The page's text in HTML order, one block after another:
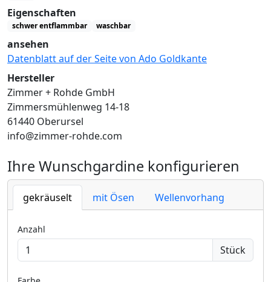
Eigenschaften
schwer entflammbar waschbar
ansehen
Datenblatt auf der Seite von Ado Goldkante
Hersteller
Zimmer + Rohde GmbH
Zimmersmühlenweg 14-18
61440 Oberursel
info@zimmer-rohde.com
Ihre Wunschgardine konfigurieren
gekräuselt mit Ösen Wellenvorhang
Anzahl
Stück